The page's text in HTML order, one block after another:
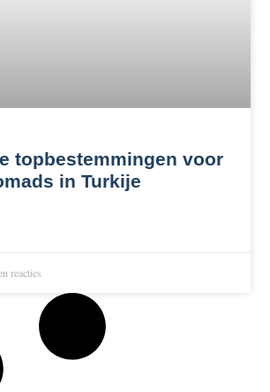
topbestemmingen voor
in Turkije
reacties